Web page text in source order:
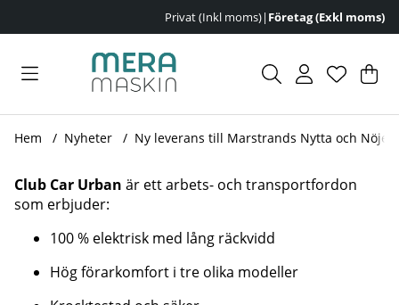
Privat (Inkl moms)| Företag (Exkl moms)
.
Hem Nyheter Ny leverans till Marstrands Nytta och Nöje-
Club Car Urban är ett arbets- och transportfordon
som erbjuder:
100 % elektrisk med lång räckvidd
Hög förarkomfort i tre olika modeller